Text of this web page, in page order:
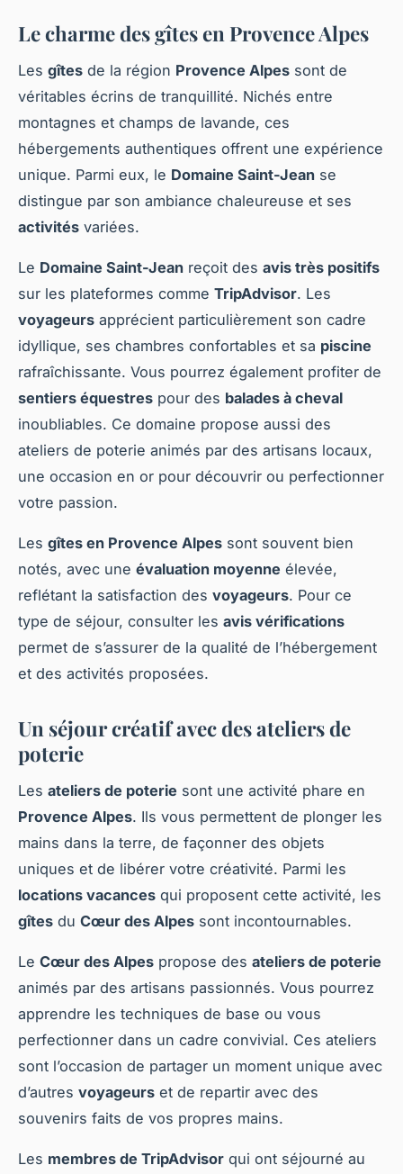
Le charme des gîtes en Provence Alpes
Les gîtes de la région Provence Alpes sont de
véritables écrins de tranquillité. Nichés entre
montagnes et champs de lavande, ces
hébergements authentiques offrent une expérience
unique. Parmi eux, le Domaine Saint-Jean se
distingue par son ambiance chaleureuse et ses
activités variées.
Le Domaine Saint-Jean reçoit des avis très positifs
sur les plateformes comme TripAdvisor. Les
voyageurs apprécient particulièrement son cadre
idyllique, ses chambres confortables et sa piscine
rafraîchissante. Vous pourrez également profiter de
sentiers équestres pour des balades à cheval
inoubliables. Ce domaine propose aussi des
ateliers de poterie animés par des artisans locaux,
une occasion en or pour découvrir ou perfectionner
votre passion.
Les gîtes en Provence Alpes sont souvent bien
notés, avec une évaluation moyenne élevée,
reflétant la satisfaction des voyageurs. Pour ce
type de séjour, consulter les avis vérifications
permet de s’assurer de la qualité de l’hébergement
et des activités proposées.
Un séjour créatif avec des ateliers de
poterie
Les ateliers de poterie sont une activité phare en
Provence Alpes. Ils vous permettent de plonger les
mains dans la terre, de façonner des objets
uniques et de libérer votre créativité. Parmi les
locations vacances qui proposent cette activité, les
gîtes du Cœur des Alpes sont incontournables.
Le Cœur des Alpes propose des ateliers de poterie
animés par des artisans passionnés. Vous pourrez
apprendre les techniques de base ou vous
perfectionner dans un cadre convivial. Ces ateliers
sont l’occasion de partager un moment unique avec
d’autres voyageurs et de repartir avec des
souvenirs faits de vos propres mains.
Les membres de TripAdvisor qui ont séjourné au